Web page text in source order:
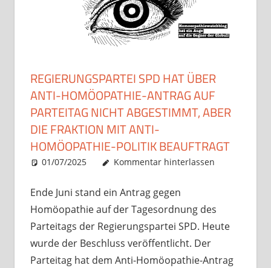
REGIERUNGSPARTEI SPD HAT ÜBER
ANTI-HOMÖOPATHIE-ANTRAG AUF
PARTEITAG NICHT ABGESTIMMT, ABER
DIE FRAKTION MIT ANTI-
HOMÖOPATHIE-POLITIK BEAUFTRAGT
01/07/2025 Christian J. Becker
Allgemein
Kommentar hinterlassen
Ende Juni stand ein Antrag gegen
Homöopathie auf der Tagesordnung des
Parteitags der Regierungspartei SPD. Heute
wurde der Beschluss veröffentlicht. Der
Parteitag hat dem Anti-Homöopathie-Antrag